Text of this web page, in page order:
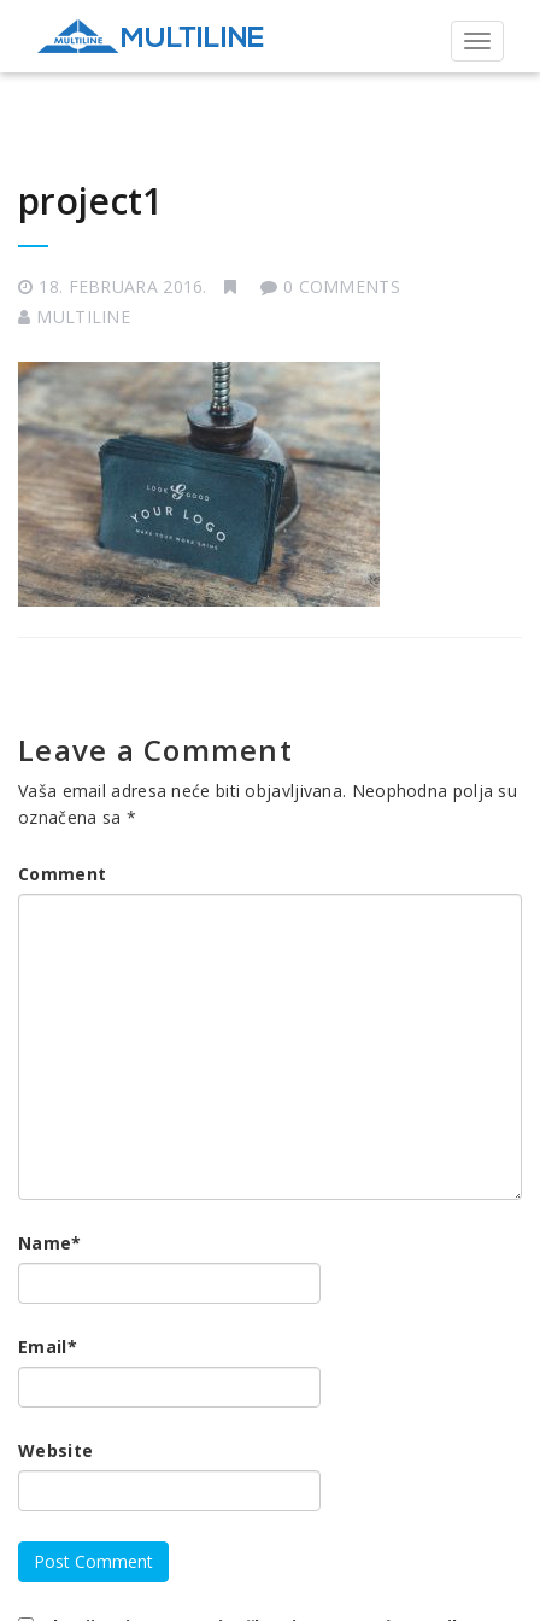
Toggle
project1
18. FEBRUARA 2016.
0 COMMENTS
MULTILINE
Leave a Comment
Vaša email adresa neće biti objavljivana. Neophodna polja su
označena sa *
Comment
Name*
Email*
Website